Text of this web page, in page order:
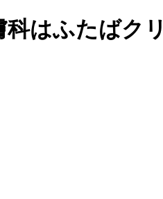
はふたばク